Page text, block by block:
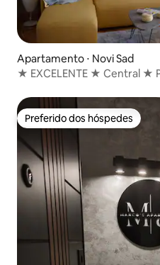
Apartamento ⋅ Novi Sad
★ EXCELENTE ★ Central ★
Preferido dos hóspedes
Preferido dos hóspedes